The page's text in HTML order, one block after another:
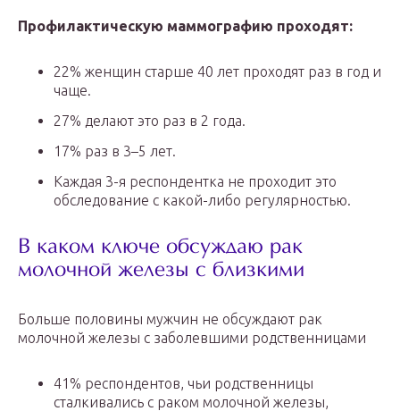
Профилактическую маммографию проходят:
22% женщин старше 40 лет проходят раз в год и
чаще.
27% делают это раз в 2 года.
17% раз в 3–5 лет.
Каждая 3-я респондентка не проходит это
обследование с какой-либо регулярностью.
В каком ключе обсуждаю рак
молочной железы с близкими
Больше половины мужчин не обсуждают рак
молочной железы с заболевшими родственницами
41% респондентов, чьи родственницы
сталкивались с раком молочной железы,